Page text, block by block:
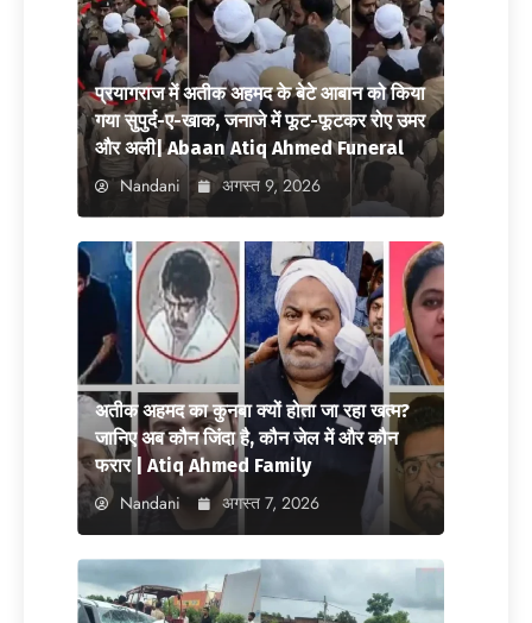
प्रयागराज में अतीक अहमद के बेटे आबान को किया
गया सुपुर्द-ए-खाक, जनाजे में फूट-फूटकर रोए उमर
और अली| Abaan Atiq Ahmed Funeral
Nandani अगस्त 9, 2026
अतीक अहमद का कुनबा क्यों होता जा रहा खत्म?
जानिए अब कौन जिंदा है, कौन जेल में और कौन
फरार | Atiq Ahmed Family
Nandani अगस्त 7, 2026